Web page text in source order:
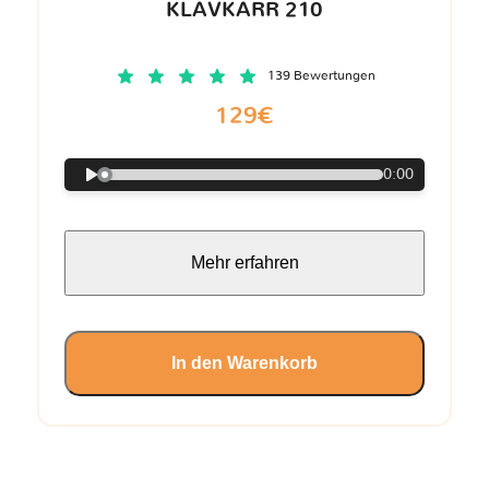
KLAVKARR 210
139 Bewertungen
129€
0:00
Mehr erfahren
In den Warenkorb